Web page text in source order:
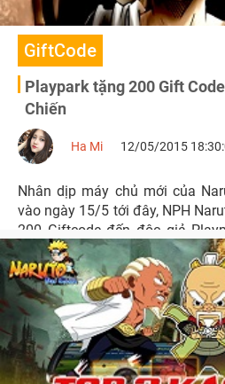
GiftCode
Playpark tặng 200 Gift
Chiến
Ha Mi 12/05/2015
Nhân dịp máy chủ mới của
vào ngày 15/5 tới đây, NPH
200 Giftcode đến độc giả
giá trị.